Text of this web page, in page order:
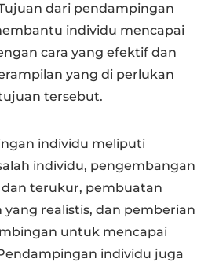
dari pendampingan
individu mencapai
cara yang efektif dan
yang di perlukan
tersebut.
individu meliputi
individu, pengembangan
terukur, pembuatan
realistis, dan pemberian
untuk mencapai
individu juga